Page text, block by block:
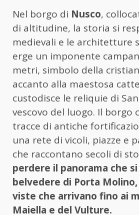
Nel borgo di Nusco,
di altitudine, la storia si
medievali e le architetture
erge un imponente
metri, simbolo della
accanto alla maestosa
custodisce le reliquie di
vescovo del luogo. Il borgo
tracce di antiche
una rete di vicoli, piazze e
che raccontano secoli di
perdere il panorama che
belvedere di Porta
viste che arrivano fino ai
Maiella e del Vulture.